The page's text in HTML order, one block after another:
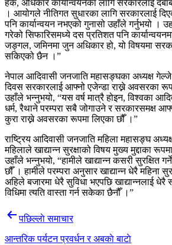
हक, अधिकार कार्यान्वयनका लागि सरकारलाई
। आयोगले नीतिगत सुधारका लागि सरकारलाई
पनि कार्यान्वयन नभएको गुनासो उहाँले गर्नुभयो ।
गरेको सिफारिसमध्ये दस प्रतिशत पनि
जङ्गल, जमिनमा जुन अधिकार हो, यो विषयमा
सकिएको छैन ।”
नेपाल आदिवासी जनजाति महासङ्घका अध्यक्ष गेल्जे
दिवस सरकारलाई आफ्नो एजेन्डा राख्ने अवसरका
उहाँले भन्नुभयो, “यस वर्ष मात्रै होइन, विश्वका
धर्म, रैथाने परम्परा सबै जोगाउने र सरकारसमक्ष
कुरा राख्ने अवसरका रूपमा लिएका छौँ ।”
राष्ट्रिय आदिवासी जनजाति महिला महासङ्घ
महिलाले खाद्यान्न सुरक्षाको विषय मुख्य मुद्दाका
उहाँले भन्नुभयो, “हामीले खाद्यान्न कसरी सुरक्षित
छौँ । हामीले परम्परा अनुसार खाद्यान्न धेरै महिना
अहिले बजारमा धेरै सुविधा भएपछि खाद्यान्नलाई धेरै
विधिमा त्यति वास्ता गर्न सकेका छैनौँ ।”
Post
navigation
पछिल्लाे समाचार
आन्तरिक पर्यटन प्रवर्धन र अबकाे बाटाे